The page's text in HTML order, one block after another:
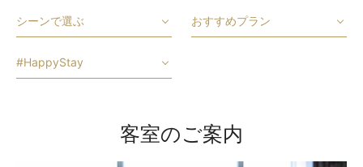
シーンで選ぶ おすすめプラン
#HappyStay
客室のご案内